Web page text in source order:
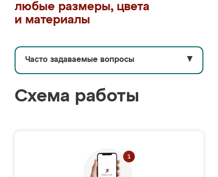
любые размеры, цвета
и материалы
Часто задаваемые вопросы ▼
Схема работы